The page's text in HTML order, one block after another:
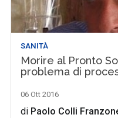
SANITÀ
Morire al Pronto
problema di
06 Ott 2016
di Paolo Colli